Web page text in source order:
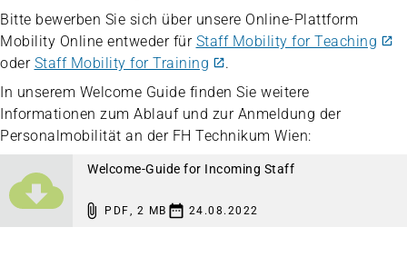
Bitte bewerben Sie sich über unsere Online-Plattform
Mobility Online entweder für Staff Mobility for Teaching
oder Staff Mobility for Training
.
In unserem Welcome Guide finden Sie weitere
Informationen zum Ablauf und zur Anmeldung der
Personalmobilität an der FH Technikum Wien:
Welcome-Guide for Incoming Staff
PDF 2 MB 24.08.2022